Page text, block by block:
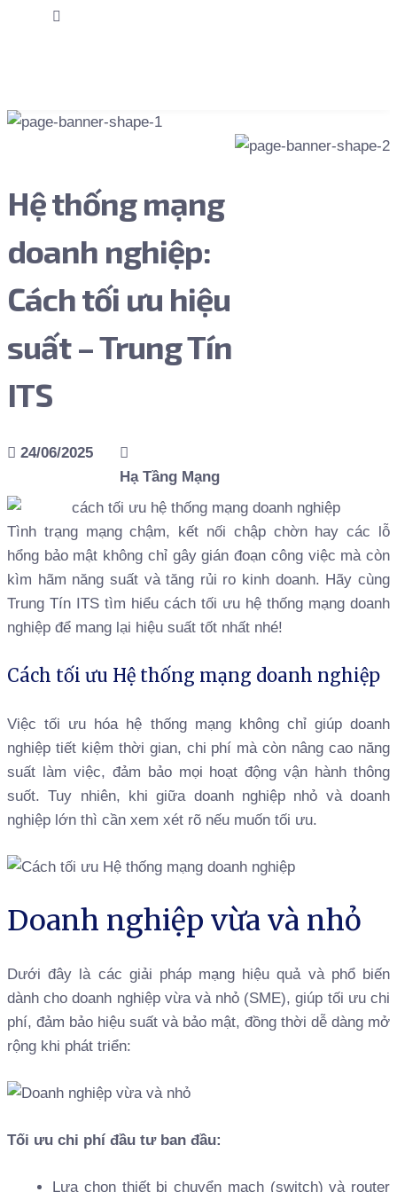
Hệ thống mạng
doanh nghiệp:
Cách tối ưu hiệu
suất – Trung Tín
ITS
24/06/2025
Hạ Tầng Mạng
Tình trạng mạng chậm, kết nối chập chờn hay các lỗ
hổng bảo mật không chỉ gây gián đoạn công việc mà còn
kìm hãm năng suất và tăng rủi ro kinh doanh. Hãy cùng
Trung Tín ITS tìm hiểu cách tối ưu hệ thống mạng doanh
nghiệp để mang lại hiệu suất tốt nhất nhé!
Cách tối ưu Hệ thống mạng doanh nghiệp
Việc tối ưu hóa hệ thống mạng không chỉ giúp doanh
nghiệp tiết kiệm thời gian, chi phí mà còn nâng cao năng
suất làm việc, đảm bảo mọi hoạt động vận hành thông
suốt. Tuy nhiên, khi giữa doanh nghiệp nhỏ và doanh
nghiệp lớn thì cần xem xét rõ nếu muốn tối ưu.
Doanh nghiệp vừa và nhỏ
Dưới đây là các giải pháp mạng hiệu quả và phổ biến
dành cho doanh nghiệp vừa và nhỏ (SME), giúp tối ưu chi
phí, đảm bảo hiệu suất và bảo mật, đồng thời dễ dàng mở
rộng khi phát triển:
Tối ưu chi phí đầu tư ban đầu:
Lựa chọn thiết bị chuyển mạch (switch) và router